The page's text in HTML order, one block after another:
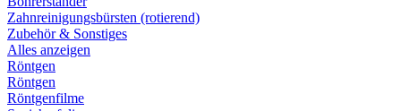
Zahnreinigungsbürsten (rotierend)
Zubehör & Sonstiges
Alles anzeigen
Röntgen
Röntgen
Röntgenfilme